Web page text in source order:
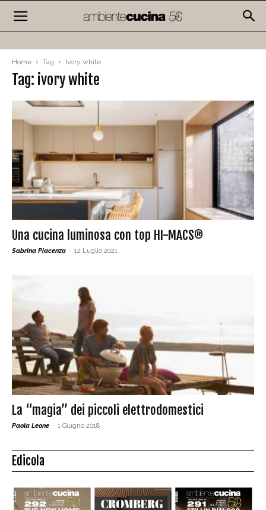
Home Tag Ivory white
Tag: ivory white
Una cucina luminosa con top HI-MACS®
Sabrina Piacenza - 12 Luglio 2021
La “magia” dei piccoli elettrodomestici
Paola Leone - 1 Giugno 2018
Edicola